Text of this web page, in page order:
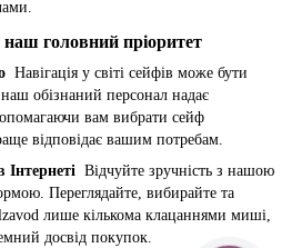
наш головний пріоритет
Навігація у світі сейфів може бути
обізнаний персонал надає
вам вибрати сейф
відповідає вашим потребам.
Інтернеті Відчуйте зручність з нашою
Переглядайте, вибирайте та
лише кількома клацаннями миші,
досвід покупок.